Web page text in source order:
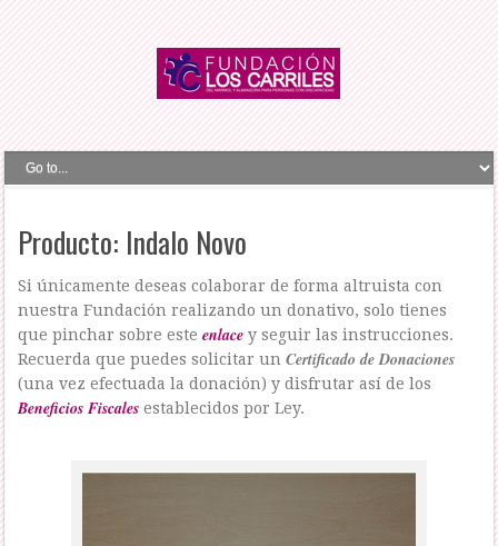
Producto: Indalo Novo
Si únicamente deseas colaborar de forma altruista con
nuestra Fundación realizando un donativo, solo tienes
que pinchar sobre esteenlace y seguir las instrucciones.
Recuerda que puedes solicitar unCertificado de Donaciones
(una vez efectuada la donación) y disfrutar así de los
Beneficios Fiscales establecidos por Ley.